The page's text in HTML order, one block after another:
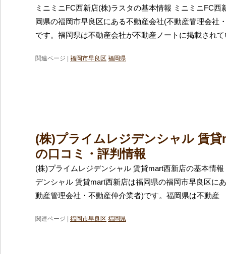
ミニミニFC西新店(株)ラスタの基本情報 ミニミニFC西
岡県の福岡市早良区にある不動産会社(不動産管理会社
です。福岡県は不動産会社が不動産ノートに掲載され
関連ページ | 福岡市早良区 福岡県
(株)プライムレジデンシャル 賃貸
の口コミ・評判情報
(株)プライムレジデンシャル 賃貸mart西新店の基本情
デンシャル 賃貸mart西新店は福岡県の福岡市早良区に
動産管理会社・不動産仲介業者)です。福岡県は不動産
関連ページ | 福岡市早良区 福岡県